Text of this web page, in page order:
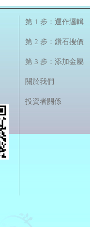
第 1 步：運作邏輯
第 2 步：鑽石搜價
第 3 步：添加金屬
關於我們
投資者關係